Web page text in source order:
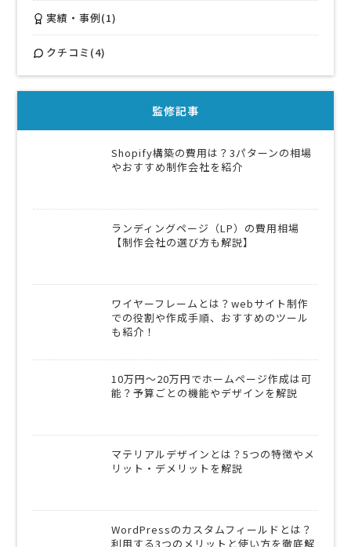
実績・事例(1)
クチコミ(4)
監修記事
Shopify構築の費用は？3パターンの相場
やおすすめ制作会社を紹介
ランディングページ（LP）の費用相場
【制作会社の選び方も解説】
ワイヤーフレームとは？webサイト制作
での役割や作成手順、おすすめのツール
も紹介！
10万円〜20万円でホームページ作成は可
能？予算ごとの機能やデザインを解説
マテリアルデザインとは？5つの特徴やメ
リット・デメリットを解説
WordPressのカスタムフィールドとは？
利用する3つのメリットと使い方を徹底解